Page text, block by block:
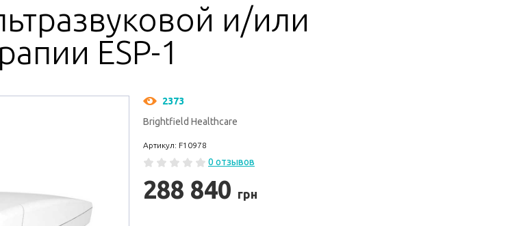
и/или
ESP-1
2373
Brightfield Healthcare
Артикул: F10978
0 отзывов
288 840 грн